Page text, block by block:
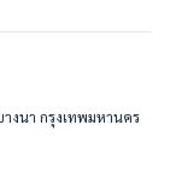
ร 10260
งนา กรุงเทพมหานคร